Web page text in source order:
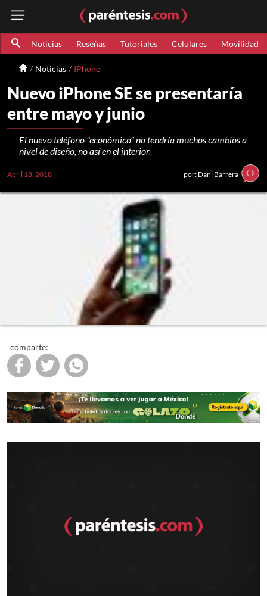
Noticias Reseñas Tutoriales Celulares Movilidad
Noticias IPhone
Nuevo iPhone SE se presentaría
entre mayo y junio
El nuevo teléfono "económico" no tendría muchos cambios a
nivel de diseño, no así en el interior.
Abril 18, 2018 por: Dani Barrera
comparte: